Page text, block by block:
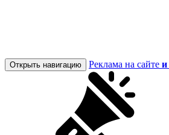
Открыть навигацию Реклама на сайте и